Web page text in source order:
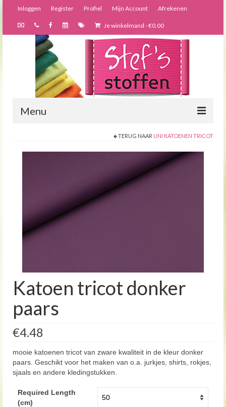
Inloggen Register Profiel Mijn Account Afrekenen
Je winkelmand -€0.00
Menu
Over ons
TERUG NAAR UNI KATOENEN TRICOT
Katoen tricot donker
paars
€4.48
mooie katoenen tricot van zware kwaliteit in de kleur donker
paars. Geschikt voor het maken van o.a. jurkjes, shirts, rokjes,
sjaals en andere kledingstukken.
Required Length
(cm)